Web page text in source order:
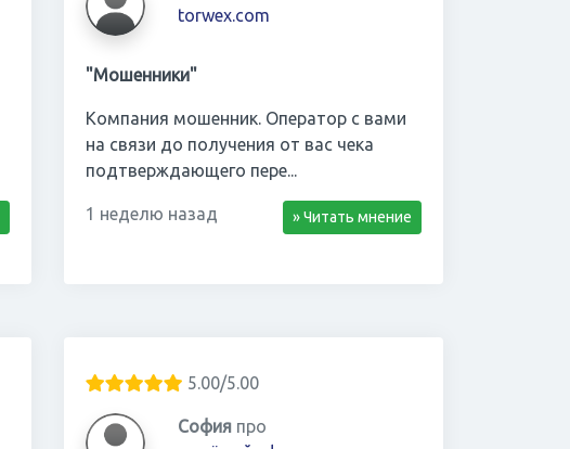
torwex.com
"Мошенники"
Компания мошенник. Оператор с вами
на связи до получения от вас чека
подтверждающего пере...
1 неделю назад » Читать мнение
5.00/5.00
София про